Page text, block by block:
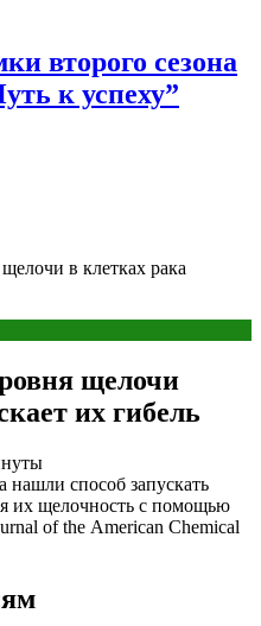
второго сезона
к успеху”
в клетках рака
щелочи
их гибель
способ запускать
их щелочность с помощью
of the American Chemical